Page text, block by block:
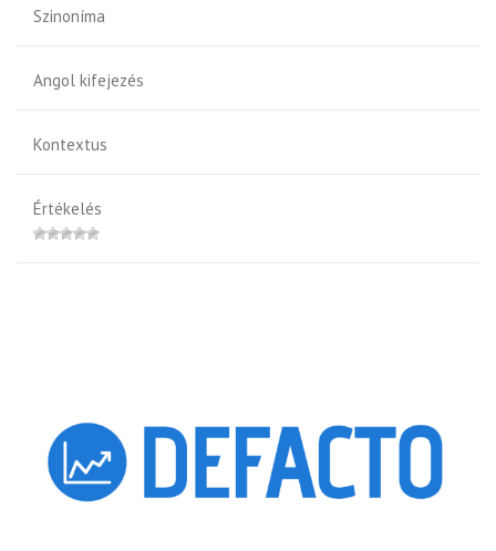
Szinoníma
Angol kifejezés
Kontextus
Értékelés